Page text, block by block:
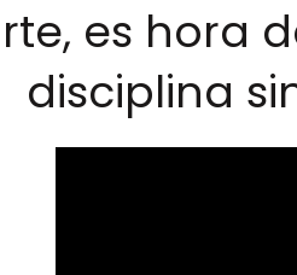
es hora
disciplina